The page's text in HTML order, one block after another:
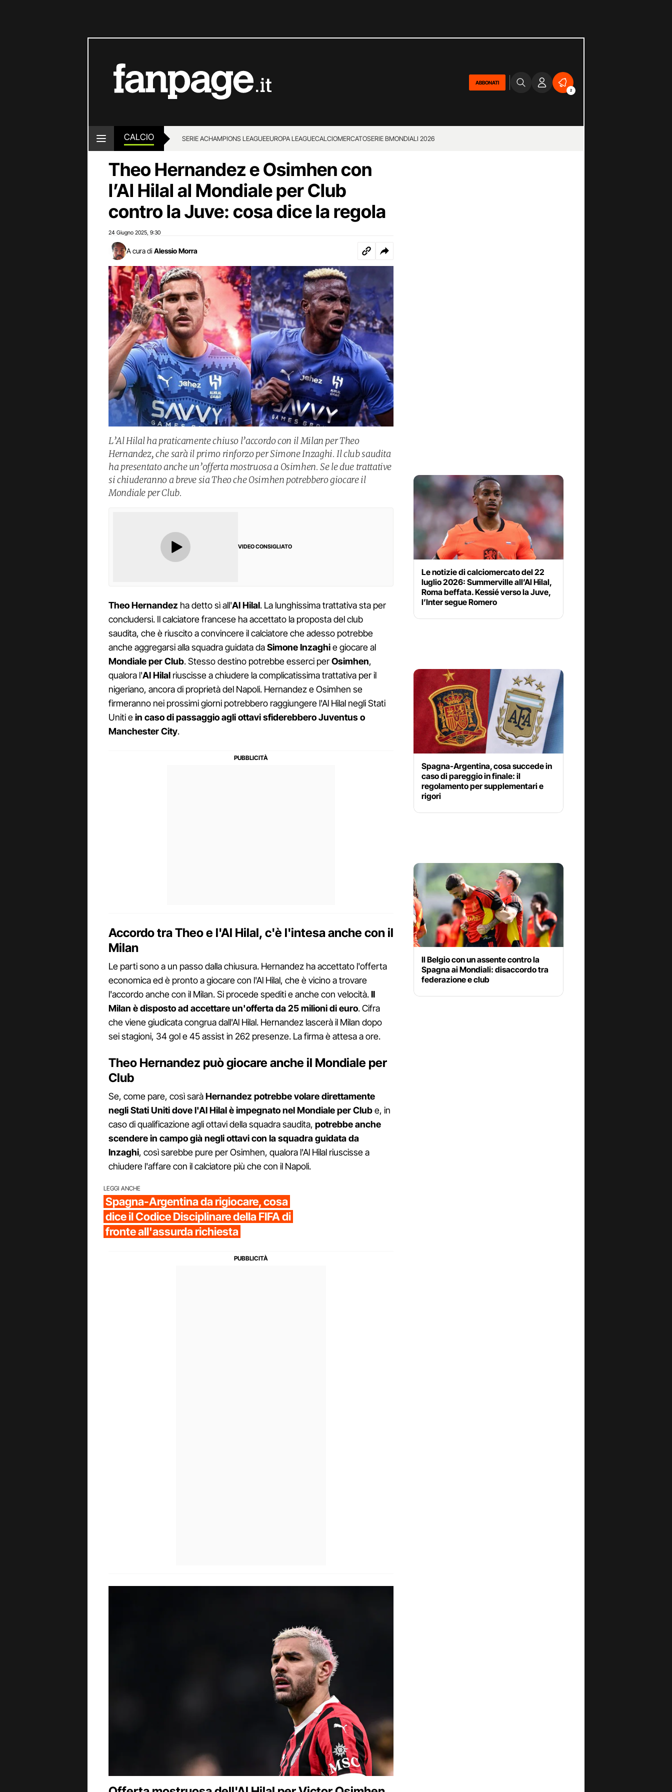
ABBONATI
2
CALCIO SERIE ACHAMPIONS LEAGUEEUROPA LEAGUECALCIOMERCATOSERIE BMONDIALI 2026
Theo Hernandez e Osimhen con
l’Al Hilal al Mondiale per Club
contro la Juve: cosa dice la regola
24 Giugno 2025 9:30
A cura di Alessio Morra
L’Al Hilal ha praticamente chiuso l’accordo con il Milan per Theo
Hernandez, che sarà il primo rinforzo per Simone Inzaghi. Il club saudita
ha presentato anche un’offerta mostruosa a Osimhen. Se le due trattative
si chiuderanno a breve sia Theo che Osimhen potrebbero giocare il
Mondiale per Club.
VIDEO CONSIGLIATO
Theo Hernandez ha detto sì all'Al Hilal. La lunghissima trattativa sta per
concludersi. Il calciatore francese ha accettato la proposta del club
saudita, che è riuscito a convincere il calciatore che adesso potrebbe
anche aggregarsi alla squadra guidata daSimone Inzaghie giocare al
Mondiale per Club. Stesso destino potrebbe esserci perOsimhen,
qualora l'Al Hilal riuscisse a chiudere la complicatissima trattativa per il
nigeriano, ancora di proprietà del Napoli. Hernandez e Osimhen se
firmeranno nei prossimi giorni potrebbero raggiungere l'Al Hilal negli Stati
Uniti ein caso di passaggio agli ottavi sfiderebbero Juventus o
Manchester City.
Accordo tra Theo e l'Al Hilal, c'è l'intesa anche con il
Milan
Le parti sono a un passo dalla chiusura. Hernandez ha accettato l'offerta
economica ed è pronto a giocare con l'Al Hilal, che è vicino a trovare
l'accordo anche con il Milan. Si procede spediti e anche con velocità.Il
Milan è disposto ad accettare un'offerta da 25 milioni di euro. Cifra
che viene giudicata congrua dall'Al Hilal. Hernandez lascerà il Milan dopo
sei stagioni, 34 gol e 45 assist in 262 presenze. La firma è attesa a ore.
Theo Hernandez può giocare anche il Mondiale per
Club
Se, come pare, così saràHernandez potrebbe volare direttamente
negli Stati Uniti dove l'Al Hilal è impegnato nel Mondiale per Clube, in
caso di qualificazione agli ottavi della squadra saudita, potrebbe anche
scendere in campo già negli ottavi con la squadra guidata da
Inzaghi, così sarebbe pure per Osimhen, qualora l'Al Hilal riuscisse a
chiudere l'affare con il calciatore più che con il Napoli.
LEGGI ANCHE
Spagna-Argentina da rigiocare, cosa
dice il Codice Disciplinare della FIFA di
fronte all'assurda richiesta
Le notizie di calciomercato del 22
luglio 2026: Summerville all’Al Hilal,
Roma beffata. Kessié verso la Juve,
l’Inter segue Romero
Spagna-Argentina, cosa succede in
caso di pareggio in finale: il
regolamento per supplementari e
rigori
Il Belgio con un assente contro la
Spagna ai Mondiali: disaccordo tra
federazione e club